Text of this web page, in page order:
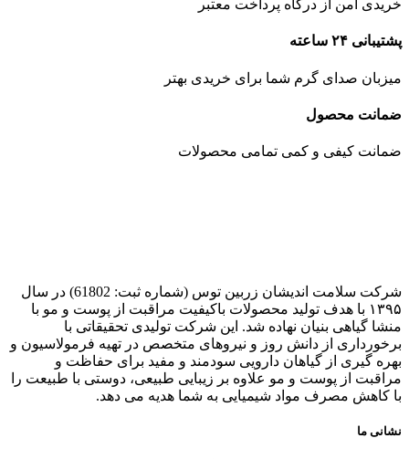
خریدی امن از درگاه پرداخت معتبر
پشتیبانی ۲۴ ساعته
میزبان صدای گرم شما برای خریدی بهتر
ضمانت محصول
ضمانت کیفی و کمی تمامی محصولات
شرکت سلامت اندیشان زربین توس (شماره ثبت: 61802) در سال
۱۳۹۵ با هدف تولید محصولات باکیفیت مراقبت از پوست و مو با
منشا گیاهی بنیان نهاده شد. این شرکت تولیدی تحقیقاتی با
برخورداری از دانش روز و نیروهای متخصص در تهیه فرمولاسیون و
بهره گیری از گیاهان دارویی سودمند و مفید برای حفاظت و
مراقبت از پوست و مو علاوه بر زیبایی طبیعی، دوستی با طبیعت را
با کاهش مصرف مواد شیمیایی به شما هدیه می دهد.
نشانی ما